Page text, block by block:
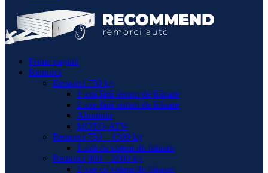
Prima pagină
Remorci
Remorci 750 kg
1 axă fără sistem de frânare
2 axe fără sistem de frânare
Aluminiu
MOTO-ATV
Remorci 750 – 1300 kg
1 axă cu sistem de frânare
Remorci 900 – 2000 kg
2 axe cu sistem de frânare